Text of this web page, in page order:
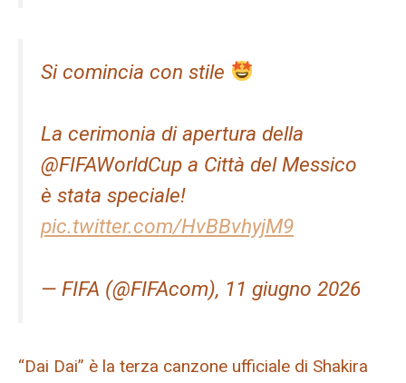
Si comincia con stile
La cerimonia di apertura della
@FIFAWorldCup a Città del Messico
è stata speciale!
pic.twitter.com/HvBBvhyjM9
— FIFA (@FIFAcom), 11 giugno 2026
“Dai Dai” è la terza canzone ufficiale di Shakira